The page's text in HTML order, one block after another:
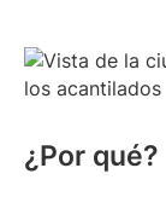
¿Por qué?